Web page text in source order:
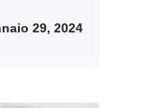
29, 2024